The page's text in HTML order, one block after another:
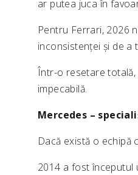
ar putea juca în
Pentru Ferrari, 2026
inconsistenței și de a
Într-o resetare
impecabilă.
Mercedes –
Dacă există o echipă
2014 a fost începutul